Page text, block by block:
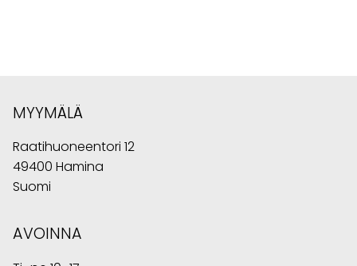
MYYMÄLÄ
Raatihuoneentori 12
49400 Hamina
Suomi
AVOINNA